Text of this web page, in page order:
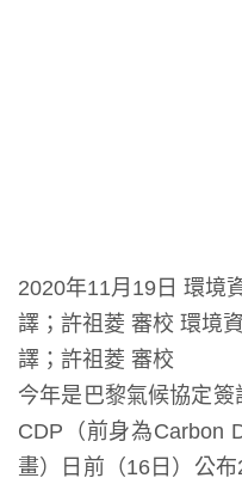
2020年11月19日 環境
譯；許祖菱 審校 環境
譯；許祖菱 審校
今年是巴黎氣候協定
CDP（前身為Carbon
畫）日前（16日）公